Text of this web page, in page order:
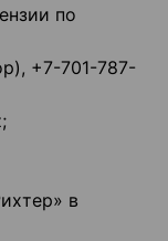
по
+7-701-787-
в